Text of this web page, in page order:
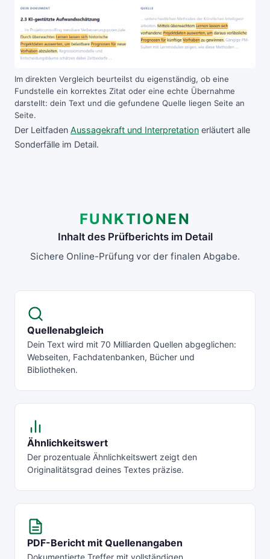
Im direkten Vergleich beurteilst du eigenständig, ob eine
Fundstelle ein korrektes Zitat oder eine echte Übernahme
darstellt: dein Text und die gefundene Quelle liegen Seite an
Seite.
Der Leitfaden Aussagekraft und Interpretation erläutert alle
Sonderfälle im Detail.
FUNKTIONEN
Inhalt des Prüfberichts im Detail
Sichere Online-Prüfung vor der finalen Abgabe.
Quellenabgleich
Dein Text wird mit 70 Milliarden Quellen abgeglichen:
Webseiten, Fachdatenbanken, Bücher und
Bibliotheken.
Ähnlichkeitswert
Der prozentuale Ähnlichkeitswert zeigt den
Originalitätsgrad deines Textes präzise.
PDF-Bericht mit Quellenangaben